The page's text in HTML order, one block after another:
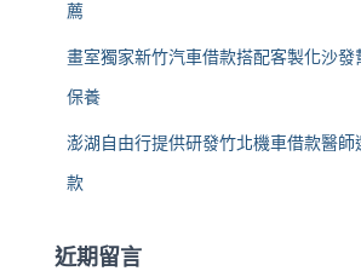
薦
畫室獨家新竹汽車借款搭配客製化沙發
保養
澎湖自由行提供研發竹北機車借款醫師
款
近期留言